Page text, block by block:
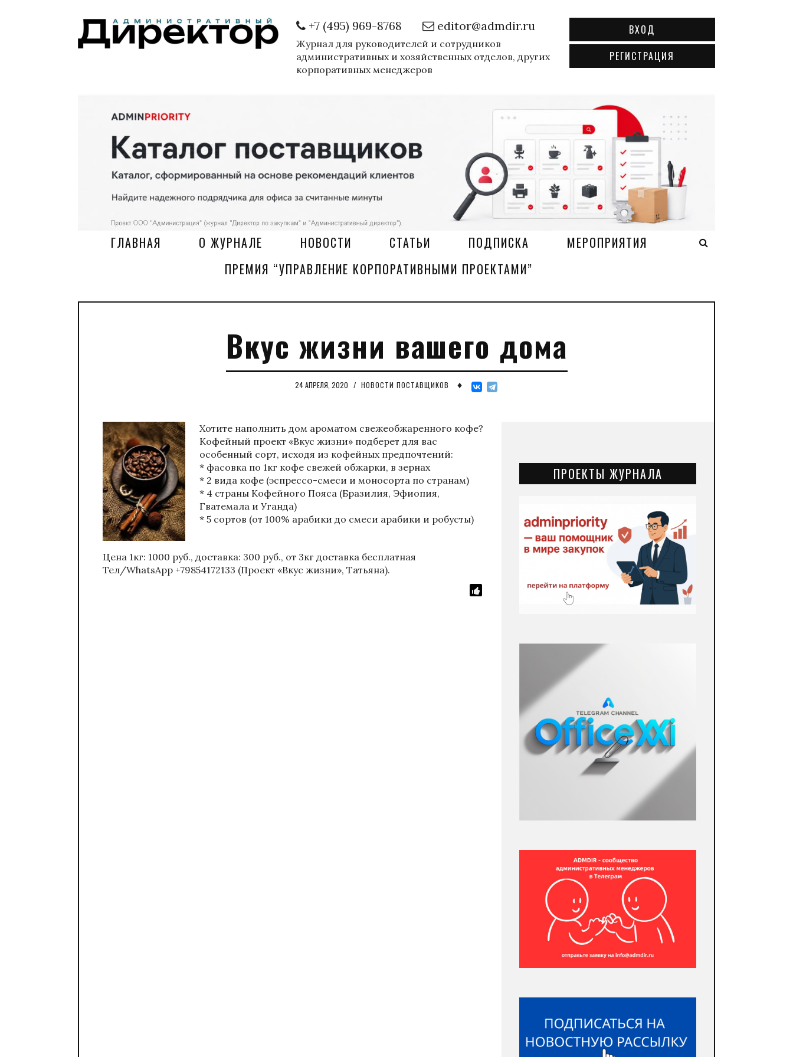
+7 (495) 969-8768 editor@admdir.ru
Журнал для руководителей и сотрудников
административных и хозяйственных отделов, других
корпоративных менеджеров
ВХОД
РЕГИСТРАЦИЯ
ГЛАВНАЯ О ЖУРНАЛЕ НОВОСТИ СТАТЬИ ПОДПИСКА
МЕРОПРИЯТИЯ
ПРЕМИЯ “УПРАВЛЕНИЕ КОРПОРАТИВНЫМИ ПРОЕКТАМИ”
Вкус жизни вашего дома
24 АПРЕЛЯ, 2020 / НОВОСТИ ПОСТАВЩИКОВ ♦
Хотите наполнить дом ароматом свежеобжаренного кофе?
Кофейный проект «Вкус жизни» подберет для вас
особенный сорт, исходя из кофейных предпочтений:
* фасовка по 1кг кофе свежей обжарки, в зернах
* 2 вида кофе (эспрессо-смеси и моносорта по странам)
* 4 страны Кофейного Пояса (Бразилия, Эфиопия,
Гватемала и Уганда)
* 5 сортов (от 100% арабики до смеси арабики и робусты)
Цена 1кг: 1000 руб., доставка: 300 руб., от 3кг доставка бесплатная
Тел/WhatsApp +79854172133 (Проект «Вкус жизни», Татьяна).
ПРОЕКТЫ ЖУРНАЛА